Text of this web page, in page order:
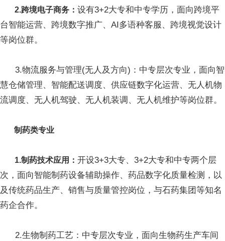
2.跨境电子商务： 设有3+2大专和中专学历，面向跨境平
台智能运营、跨境数字推广、AI多语种客服、跨境视觉设计
等岗位群。
3.物流服务与管理(无人及方向)：中专层次专业，面向智
慧仓储管理、智能配送调度、供应链数字化运营、无人机物
流调度、无人机驾驶、无人机装调、无人机维护等岗位群。
制药类专业
1.制药技术应用： 开设3+3大专、3+2大专和中专两个层
次，面向智能制药设备辅助操作、药品数字化质量检测，以
及传统药品生产、销售与质量管控岗位，与石药集团等知名
药企合作。
2.生物制药工艺：中专层次专业，面向生物药生产车间